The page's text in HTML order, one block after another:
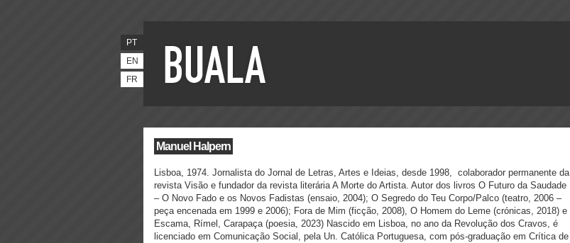
PT
EN
FR
Manuel Halpern
Lisboa, 1974. Jornalista do Jornal de Letras, Artes e Ideias, desde 1998, colaborador permanente da
revista Visão e fundador da revista literária A Morte do Artista. Autor dos livros O Futuro da Saudade
– O Novo Fado e os Novos Fadistas (ensaio, 2004); O Segredo do Teu Corpo/Palco (teatro, 2006 –
peça encenada em 1999 e 2006); Fora de Mim (ficção, 2008), O Homem do Leme (crónicas, 2018) e
Escama, Rímel, Carapaça (poesia, 2023) Nascido em Lisboa, no ano da Revolução dos Cravos, é
licenciado em Comunicação Social, pela Un. Católica Portuguesa, com pós-graduação em Crítica de